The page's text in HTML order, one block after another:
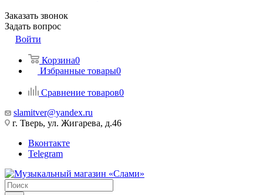
Заказать звонок
Задать вопрос
Войти
Корзина0
Избранные товары0
Сравнение товаров0
slamitver@yandex.ru
г. Тверь, ул. Жигарева, д.46
Вконтакте
Telegram